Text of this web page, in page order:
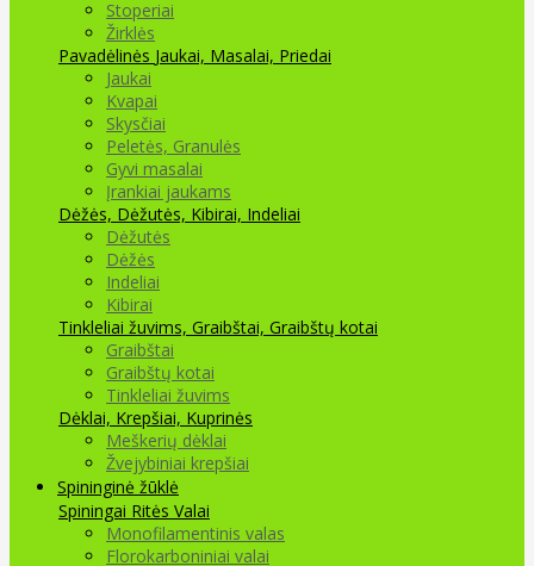
Stoperiai
Žirklės
Pavadėlinės Jaukai, Masalai, Priedai
Jaukai
Kvapai
Skysčiai
Peletės, Granulės
Gyvi masalai
Įrankiai jaukams
Dėžės, Dėžutės, Kibirai, Indeliai
Dėžutės
Dėžės
Indeliai
Kibirai
Tinkleliai žuvims, Graibštai, Graibštų kotai
Graibštai
Graibštų kotai
Tinkleliai žuvims
Dėklai, Krepšiai, Kuprinės
Meškerių dėklai
Žvejybiniai krepšiai
Spininginė žūklė
Spiningai Ritės Valai
Monofilamentinis valas
Florokarboniniai valai